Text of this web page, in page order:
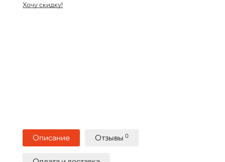
Хочу скидку!
Описание Отзывы 0